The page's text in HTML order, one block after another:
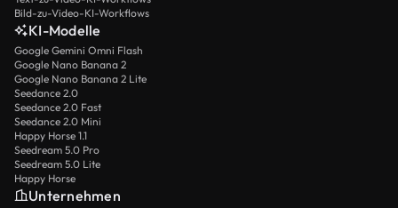
Bild-zu-Video-KI-Workflows
KI-Modelle
Google Gemini Omni Flash
Google Nano Banana 2
Google Nano Banana 2 Lite
Seedance 2.0
Seedance 2.0 Fast
Seedance 2.0 Mini
Happy Horse 1.1
Seedream 5.0 Pro
Seedream 5.0 Lite
Happy Horse
Unternehmen